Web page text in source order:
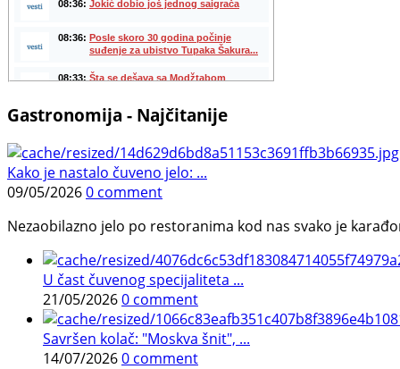
Gastronomija - Najčitanije
Kako je nastalo čuveno jelo: ...
09/05/20260 comment
Nezaobilazno jelo po restoranima kod nas svako je
U čast čuvenog specijaliteta ...
21/05/20260 comment
Savršen kolač: "Moskva šnit", ...
14/07/20260 comment